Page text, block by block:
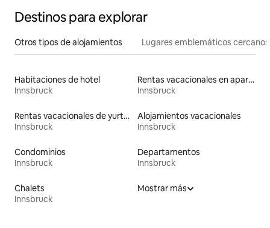
Destinos para explorar
Otros tipos de alojamientos Lugares emblemáticos cercanos
Habitaciones de hotel
Innsbruck
Rentas vacacionales en apartoteles
Innsbruck
Rentas vacacionales de yurtas con jacuzzi
Innsbruck
Alojamientos vacacionales
Innsbruck
Condominios
Innsbruck
Departamentos
Innsbruck
Chalets
Innsbruck
Mostrar más